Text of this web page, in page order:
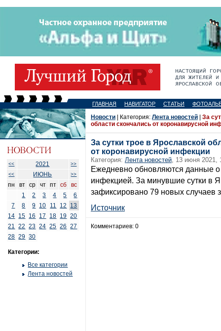
ГЛАВНАЯ НАВИГАТОР СТАТЬИ
<< 2021
>>
<<
ИЮНЬ >>
пн вт ср чт пт сб
вс
1
2 3 4 5
6
7
8 9 10 11 12
13
14 15 16 17 18 19 20
21
22 23 24 25 26
27
28 29 30
Категории:
Все категории
Лента новостей
Новости | Категория: Лента новостей
За
области скончались от коронавирусной
За сутки трое в Ярославской
от коронавирусной инфекции
Категория: Лента новостей, 13 июня 2021,
Ежедневно обновляются данные
инфекцией. За минувшие сутки в
зафиксировано 79 новых случаев
Источник
Комментариев: 0